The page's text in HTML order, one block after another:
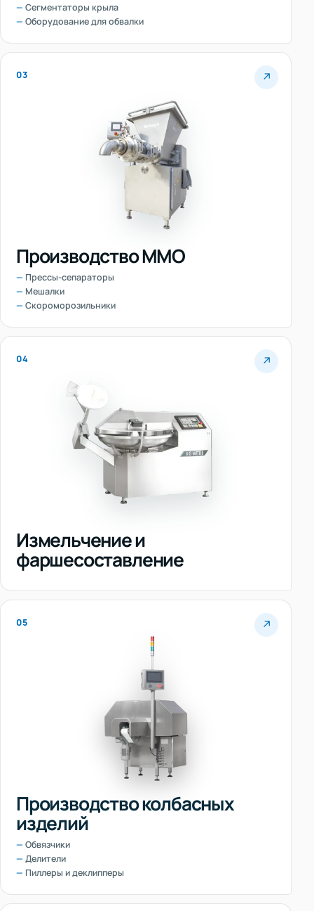
Сегментаторы крыла
Оборудование для обвалки
03
Производство ММО
Прессы-сепараторы
Мешалки
Скороморозильники
↗
04
Измельчение и
фаршесоставление
↗
05
Производство колбасных
изделий
Обвязчики
Делители
Пиллеры и деклипперы
↗